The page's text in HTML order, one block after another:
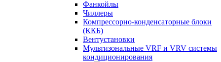
Фанкойлы
Чиллеры
Компрессорно-конденсаторные блоки
(ККБ)
Вентустановки
Мультизональные VRF и VRV системы
кондиционирования